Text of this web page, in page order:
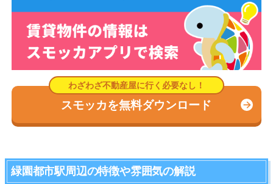
スモッカを無料ダウンロード
緑園都市駅周辺の特徴や雰囲気の解説